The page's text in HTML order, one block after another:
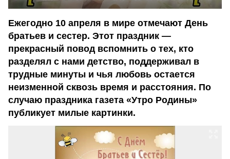
Ежегодно 10 апреля в мире отмечают День
братьев и сестер. Этот праздник —
прекрасный повод вспомнить о тех, кто
разделял с нами детство, поддерживал в
трудные минуты и чья любовь остается
неизменной сквозь время и расстояния. По
случаю праздника газета «Утро Родины»
публикует милые картинки.